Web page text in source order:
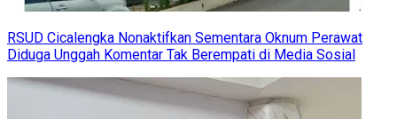
RSUD Cicalengka Nonaktifkan Sementara Oknum Perawat
Diduga Unggah Komentar Tak Berempati di Media Sosial